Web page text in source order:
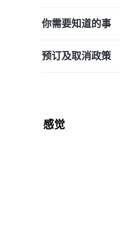
你需要知道的事
预订及取消政策
感觉